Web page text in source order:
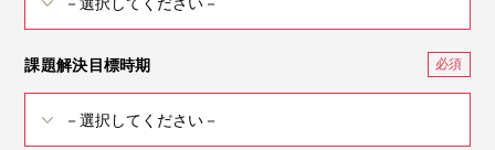
課題解決目標時期